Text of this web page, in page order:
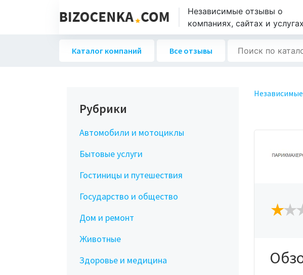
Независимые отзывы о
компаниях, сайтах и услугах
Каталог компаний Все отзывы
Рубрики
Автомобили и мотоциклы
Бытовые услуги
Гостиницы и путешествия
Государство и общество
Дом и ремонт
Животные
Здоровье и медицина